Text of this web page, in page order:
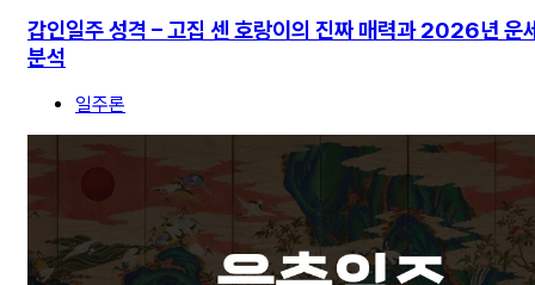
갑인일주 성격 – 고집 센 호랑이의 진짜 매력과 2026년 운
분석
일주론